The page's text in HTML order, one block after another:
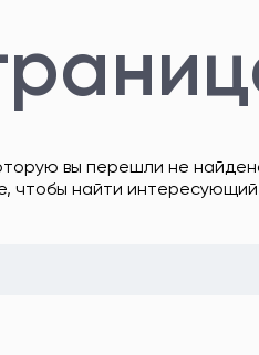
вы перешли не
чтобы найти